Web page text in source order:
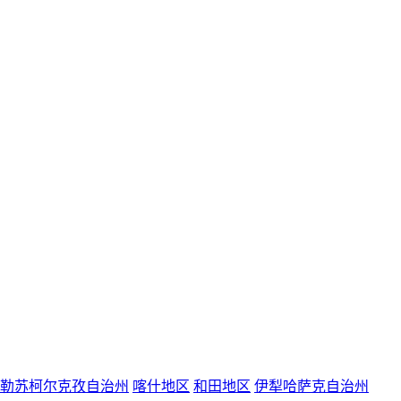
苏柯尔克孜自治州 喀什地区 和田地区 伊犁哈萨克自治州